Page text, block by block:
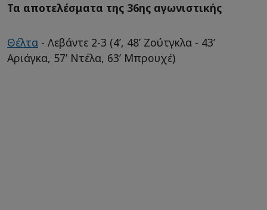
Τα αποτελέσματα της 36ης αγωνιστικής
Θέλτα - Λεβάντε 2-3 (4’, 48’ Ζούτγκλα - 43’
Αριάγκα, 57’ Ντέλα, 63’ Μπρουχέ)